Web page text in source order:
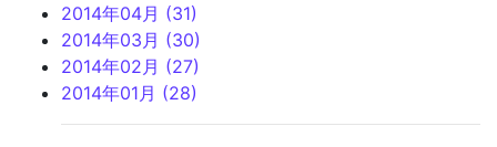
2014年04月 (31)
2014年03月 (30)
2014年02月 (27)
2014年01月 (28)